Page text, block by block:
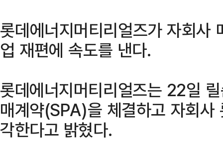
롯데에너지머티리얼즈가 자회사
업 재편에 속도를 낸다.
롯데에너지머티리얼즈는 22일
매계약(SPA)을 체결하고 자회
각한다고 밝혔다.